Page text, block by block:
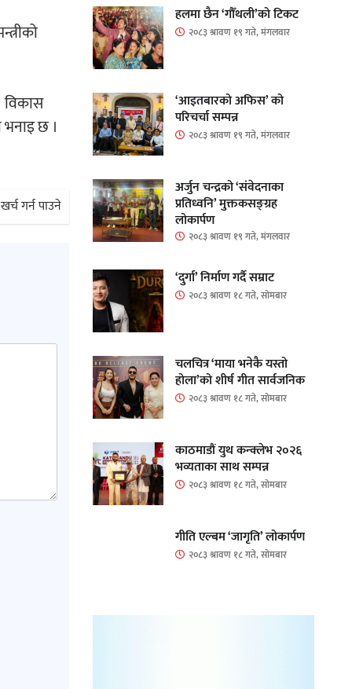
विकास
भनाइ छ ।
गर्न पाउने
हलमा छैन ‘गौँथली’को टिकट
२०८३ श्रावण १९ गते, मंगलवार
‘आइतबारको अफिस’ को
परिचर्चा सम्पन्न
२०८३ श्रावण १९ गते, मंगलवार
अर्जुन चन्द्रको ‘संवेदनाका
प्रतिध्वनि’ मुक्तकसङ्ग्रह
लोकार्पण
२०८३ श्रावण १९ गते, मंगलवार
‘दुर्गा’ निर्माण गर्दै सम्राट
२०८३ श्रावण १८ गते, सोमबार
चलचित्र ‘माया भनेकै यस्तो
होला’को शीर्ष गीत सार्वजनिक
२०८३ श्रावण १८ गते, सोमबार
काठमाडौं युथ कन्क्लेभ २०२६
भव्यताका साथ सम्पन्न
२०८३ श्रावण १८ गते, सोमबार
गीति एल्बम ‘जागृति’ लोकार्पण
२०८३ श्रावण १८ गते, सोमबार